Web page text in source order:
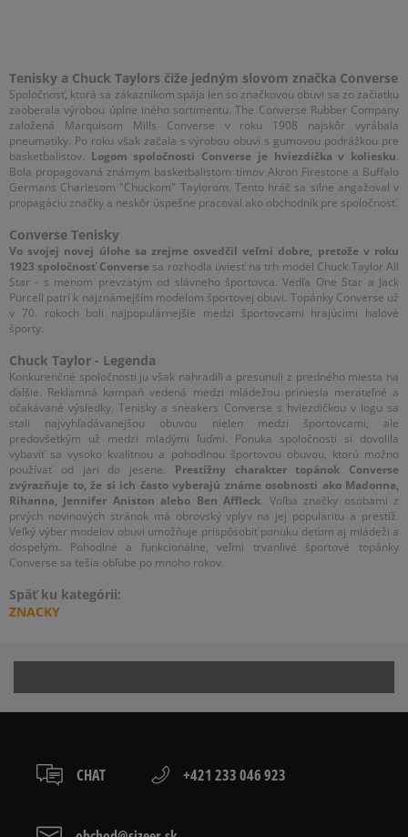
Tenisky a Chuck Taylors čiže jedným slovom značka Converse
Spoločnosť, ktorá sa zákazníkom spája len so značkovou obuvi sa zo začiatku
zaoberala výrobou úplne iného sortimentu. The Converse Rubber Company
založená Marquisom Mills Converse v roku 1908 najskôr vyrábala
pneumatiky. Po roku však začala s výrobou obuvi s gumovou podrážkou pre
basketbalistov. Logom spoločnosti Converse je hviezdička v koliesku.
Bola propagovaná známym basketbalistom tímov Akron Firestone a Buffalo
Germans Charlesom "Chuckom" Taylorom. Tento hráč sa silne angažoval v
propagáciu značky a neskôr úspešne pracoval ako obchodník pre spoločnosť.
Converse Tenisky
Vo svojej novej úlohe sa zrejme osvedčil veľmi dobre, pretože v roku
1923 spoločnosťConversesa rozhodla uviesť na trh model Chuck Taylor All
Star - s menom prevzatým od slávneho športovca. Vedľa One Star a Jack
Purcell patrí k najznámejším modelom športovej obuvi. Topánky Converse už
v 70. rokoch boli najpopulárnejšie medzi športovcami hrajúcimi halové
športy.
Chuck Taylor - Legenda
Konkurenčné spoločnosti ju však nahradili a presunuli z predného miesta na
ďalšie. Reklamná kampaň vedená medzi mládežou priniesla merateľné a
očakávané výsledky. Tenisky a sneakers Converse s hviezdičkou v logu sa
stali najvyhľadávanejšou obuvou nielen medzi športovcami, ale
predovšetkým už medzi mladými ľuďmi. Ponuka spoločnosti si dovolila
vybaviť sa vysoko kvalitnou a pohodlnou športovou obuvou, ktorú možno
používať od jari do jesene. Prestížny charakter topánok Converse
zvýrazňuje to, že si ich často vyberajú známe osobnosti ako Madonna,
Rihanna, Jennifer Aniston alebo Ben Affleck. Voľba značky osobami z
prvých novinových stránok má obrovský vplyv na jej popularitu a prestíž.
Veľký výber modelov obuvi umožňuje prispôsobiť ponuku deťom aj mládeži a
dospelým. Pohodlné a funkcionálne, veľmi trvanlivé športové topánky
Converse sa tešia obľube po mnoho rokov.
Späť ku kategórii:
ZNACKY
CHAT +421 233 046 923